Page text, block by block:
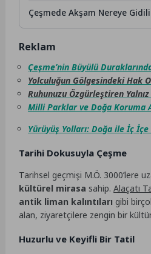
Çeşmede Akşam Nereye
Reklam
Çeşme’nin Büyülü
Yolculuğun Gölgesindeki Hak
Ruhunuzu Özgürleştiren
Milli Parklar ve Doğa Koruma
Yürüyüş Yolları: Doğa ile İç
Tarihi Dokusuyla Çeşme
Tarihsel geçmişi M.Ö. 3000’lere
kültürel mirasa sahip.Alaçatı
antik liman kalıntıları gibi
alan, ziyaretçilere zengin bir
Huzurlu ve Keyifli Bir Tatil